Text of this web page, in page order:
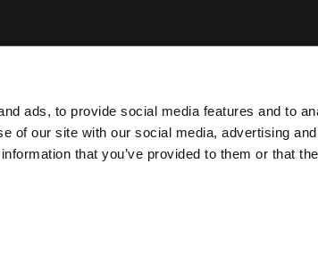
ads, to provide social media features and to
of our site with our social media, advertising
that you’ve provided to them or that
Informativa sulla privacy